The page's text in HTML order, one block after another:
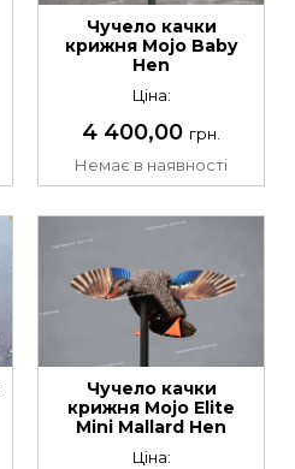
Чучело качки
крижня Mojo Baby
Hen
Ціна:
4 400,00 грн.
Немає в наявності
Чучело качки
крижня Mojo Elite
Mini Mallard Hen
Ціна: